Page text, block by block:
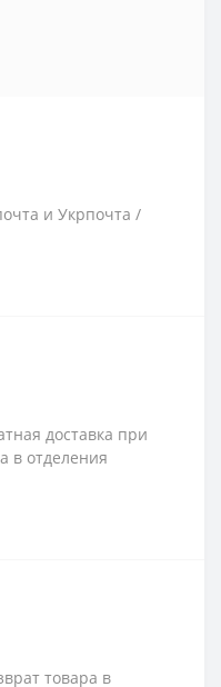
и Укрпочта /
доставка при
в отделения
товара в